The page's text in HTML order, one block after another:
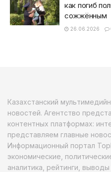
как погиб
сожжённым
26.06.2026
Казахстанский
новостей. Агентство
контентных платформах:
представляем главные
Информационный портал
экономические,
аналитика, рейтинги,